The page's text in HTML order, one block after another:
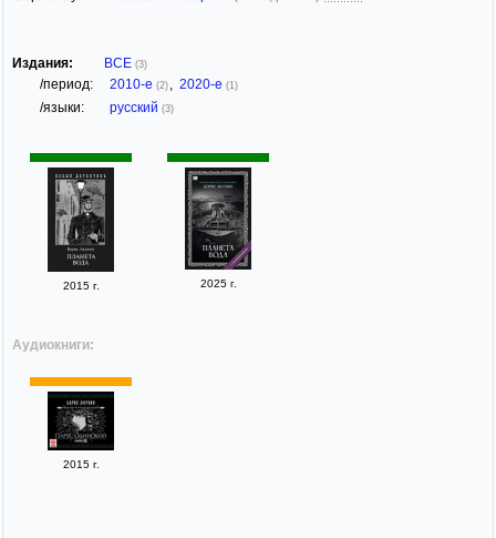
Издания: ВСЕ (3)
/период: 2010-е (2) , 2020-е (1)
/языки: русский (3)
2015 г. 2025 г.
Аудиокниги:
2015 г.